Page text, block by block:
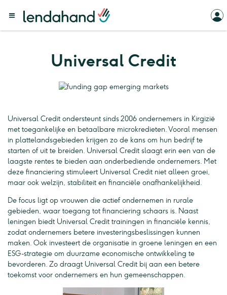
Universal Credit
Universal Credit ondersteunt sinds 2006 ondernemers in Kirgizië
met toegankelijke en betaalbare microkredieten. Vooral mensen
in plattelandsgebieden krijgen zo de kans om hun bedrijf te
starten of uit te breiden. Universal Credit slaagt erin een van de
laagste rentes te bieden aan onderbediende ondernemers. Met
deze financiering stimuleert Universal Credit niet alleen groei,
maar ook welzijn, stabiliteit en financiële onafhankelijkheid.
De focus ligt op vrouwen die actief ondernemen in rurale
gebieden, waar toegang tot financiering schaars is. Naast
leningen biedt Universal Credit trainingen in financiële kennis,
zodat ondernemers betere investeringsbeslissingen kunnen
maken. Ook investeert de organisatie in groene leningen en een
ESG-strategie om duurzame economische ontwikkeling te
bevorderen. Zo draagt Universal Credit bij aan een betere
toekomst voor ondernemers en hun gemeenschappen.